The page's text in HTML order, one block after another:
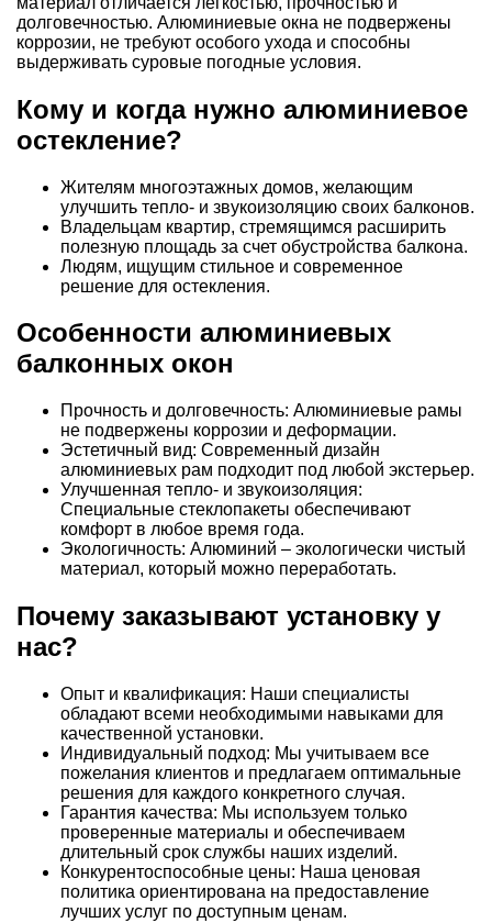
долговечностью. Алюминиевые окна не подвержены
коррозии, не требуют особого ухода и способны
выдерживать суровые погодные условия.
Кому и когда нужно алюминиевое
остекление?
Жителям многоэтажных домов, желающим
улучшить тепло- и звукоизоляцию своих балконов.
Владельцам квартир, стремящимся расширить
полезную площадь за счет обустройства балкона.
Людям, ищущим стильное и современное
решение для остекления.
Особенности алюминиевых
балконных окон
Прочность и долговечность: Алюминиевые рамы
не подвержены коррозии и деформации.
Эстетичный вид: Современный дизайн
алюминиевых рам подходит под любой экстерьер.
Улучшенная тепло- и звукоизоляция:
Специальные стеклопакеты обеспечивают
комфорт в любое время года.
Экологичность: Алюминий – экологически чистый
материал, который можно переработать.
Почему заказывают установку у
нас?
Опыт и квалификация: Наши специалисты
обладают всеми необходимыми навыками для
качественной установки.
Индивидуальный подход: Мы учитываем все
пожелания клиентов и предлагаем оптимальные
решения для каждого конкретного случая.
Гарантия качества: Мы используем только
проверенные материалы и обеспечиваем
длительный срок службы наших изделий.
Конкурентоспособные цены: Наша ценовая
политика ориентирована на предоставление
лучших услуг по доступным ценам.